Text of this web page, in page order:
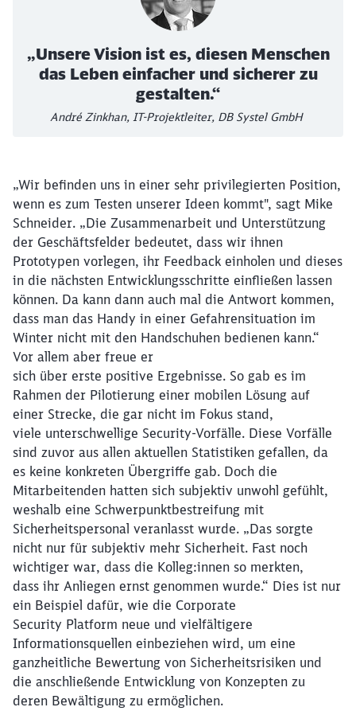
„Unsere Vision ist es, diesen Menschen
das Leben einfacher und sicherer zu
gestalten.“
André Zinkhan, IT-Projektleiter, DB Systel GmbH
„Wir befinden uns in einer sehr privilegierten Position,
wenn es zum Testen unserer Ideen kommt", sagt Mike
Schneider. „Die Zusammenarbeit und Unterstützung
der Geschäftsfelder bedeutet, dass wir ihnen
Prototypen vorlegen, ihr Feedback einholen und dieses
in die nächsten Entwicklungsschritte einfließen lassen
können. Da kann dann auch mal die Antwort kommen,
dass man das Handy in einer Gefahrensituation im
Winter nicht mit den Handschuhen bedienen kann.“
Vor allem aber freue er
sich über erste positive Ergebnisse. So gab es im
Rahmen der Pilotierung einer mobilen Lösung auf
einer Strecke, die gar nicht im Fokus stand,
viele unterschwellige Security-Vorfälle. Diese Vorfälle
sind zuvor aus allen aktuellen Statistiken gefallen, da
es keine konkreten Übergriffe gab. Doch die
Mitarbeitenden hatten sich subjektiv unwohl gefühlt,
weshalb eine Schwerpunktbestreifung mit
Sicherheitspersonal veranlasst wurde. „Das sorgte
nicht nur für subjektiv mehr Sicherheit. Fast noch
wichtiger war, dass die Kolleg:innen so merkten,
dass ihr Anliegen ernst genommen wurde.“ Dies ist nur
ein Beispiel dafür, wie die Corporate
Security Platform neue und vielfältigere
Informationsquellen einbeziehen wird, um eine
ganzheitliche Bewertung von Sicherheitsrisiken und
die anschließende Entwicklung von Konzepten zu
deren Bewältigung zu ermöglichen.